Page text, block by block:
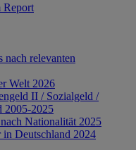
Report
nach relevanten
Welt 2026
II / Sozialgeld /
2005-2025
Nationalität 2025
Deutschland 2024